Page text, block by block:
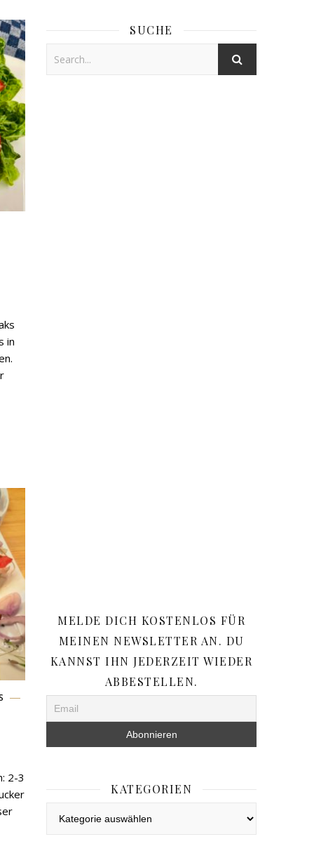
in
2-3
SUCHE
MELDE DICH KOSTENLOS FÜR
MEINEN NEWSLETTER AN. DU
KANNST IHN JEDERZEIT WIEDER
ABBESTELLEN.
KATEGORIEN